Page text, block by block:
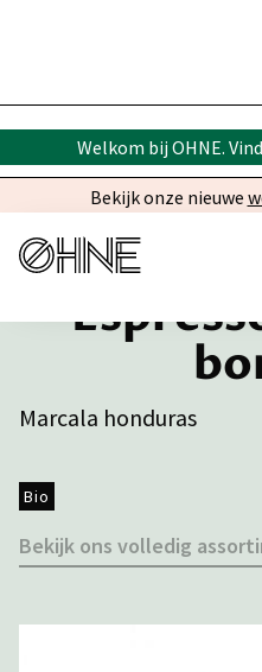
Welkom bij OHNE.
Bekijk onze nieuwe
Marcala honduras
Bio
Bekijk ons volledig